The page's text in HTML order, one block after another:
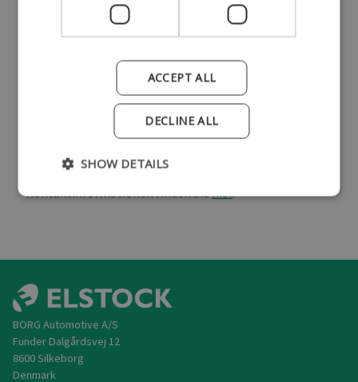
Andernfalls sind wir nicht verpflichtet, es zu
akzeptieren, und können den Pfandwert nicht
informieren, welche Zustände akzeptiert werden und
was dazu führen würde, dass der Pfandwert nicht in
vollem Umfang zurückerstattet wird.
Sollten Sie unsicher sein, ob Ihr Altteil unseren
Annahmekriterien entspricht, stehen wir Ihnen
allerdings jederzeit gern zur Verfügung. Unsere
Kontaktinformationen finden Siehier.
BORG Automotive A/S
Funder Dalgårdsvej 12
8600 Silkeborg
Denmark
ACCEPT ALL
DECLINE ALL
SHOW DETAILS